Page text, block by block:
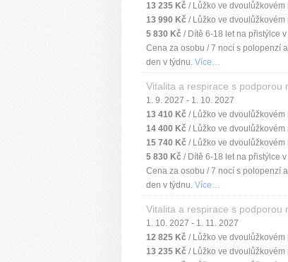
13 235 Kč / Lůžko ve
13 990 Kč / Lůžko ve dvoulůžkovém
5 830 Kč / Dítě 6-18 let na přistýlce
Cena za osobu / 7 nocí s polopenzí
den v týdnu. Více…
Vitalita a respirace s podporou
1. 9. 2027 - 1. 10. 2027
13 410 Kč / Lůžko ve dvoulůžkovém
14 400 Kč / Lůžko ve
15 740 Kč / Lůžko ve dvoulůžkovém
5 830 Kč / Dítě 6-18 let na přistýlce
Cena za osobu / 7 nocí s polopenzí
den v týdnu. Více…
Vitalita a respirace s podporou
1. 10. 2027 - 1. 11. 2027
12 825 Kč / Lůžko ve dvoulůžkovém
13 235 Kč / Lůžko ve